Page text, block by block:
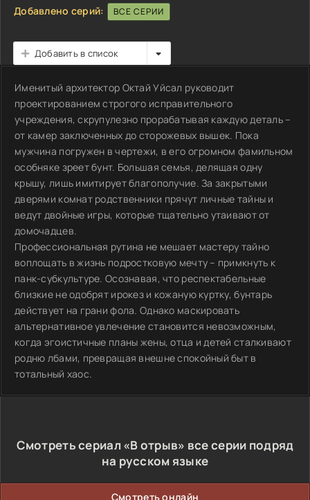
Добавлено серий:
ВСЕ СЕРИИ
Добавить в список
Именитый архитектор Октай Уйсал руководит
проектированием строгого исправительного
учреждения, скрупулезно прорабатывая каждую деталь –
от камер заключенных до сторожевых вышек. Пока
мужчина погружен в чертежи, в его огромном фамильном
особняке зреет бунт. Большая семья, делящая одну
крышу, лишь имитирует благополучие. За закрытыми
дверями комнат родственники прячут личные тайны и
ведут двойные игры, которые тщательно утаивают от
домочадцев.
Профессиональная рутина не мешает мастеру тайно
воплощать в жизнь подростковую мечту – примкнуть к
панк-субкультуре. Осознавая, что респектабельные
близкие не одобрят ирокез и кожаную куртку, бунтарь
действует на грани фола. Однако маскировать
альтернативное увлечение становится невозможным,
когда эгоистичные планы жены, отца и детей сталкивают
родню лбами, превращая внешне спокойный быт в
тотальный хаос.
Смотреть сериал «В отрыв» все серии подряд
на русском языке
Смотреть онлайн